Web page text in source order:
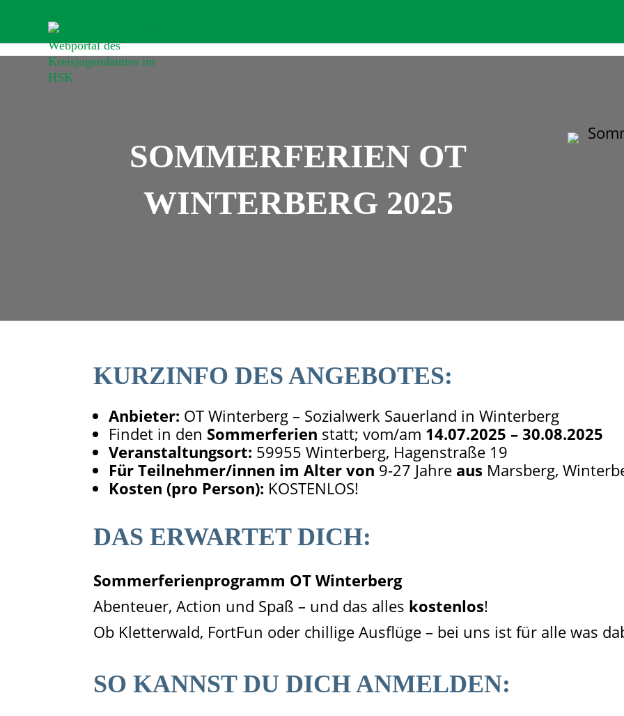
SOMMERFERIEN OT
WINTERBERG 2025
KURZINFO DES ANGEBOTES:
Anbieter: OT Winterberg – Sozialwerk Sauerland in Winterberg
Findet in den Sommerferien statt; vom/am 14.07.2025 – 30.08.2025
Veranstaltungsort: 59955 Winterberg, Hagenstraße 19
Für Teilnehmer/innen im Alter von 9-27 Jahre aus Marsberg,
Kosten (pro Person): KOSTENLOS!
DAS ERWARTET DICH:
Sommerferienprogramm OT Winterberg
Abenteuer, Action und Spaß – und das alles kostenlos!
Ob Kletterwald, FortFun oder chillige Ausflüge – bei uns ist für alle was
SO KANNST DU DICH ANMELDEN: